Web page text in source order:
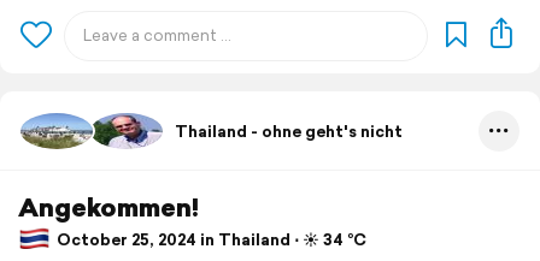
Thailand - ohne geht's nicht
Angekommen!
October 25, 2024 in Thailand ⋅ ☀️ 34 °C